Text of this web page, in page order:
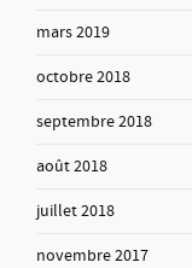
mars 2019
octobre 2018
septembre 2018
août 2018
juillet 2018
novembre 2017